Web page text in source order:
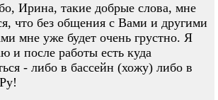
Ирина, такие добрые слова, мне
что без общения с Вами и другими
мне уже будет очень грустно. Я
и после работы есть куда
- либо в бассейн (хожу) либо в